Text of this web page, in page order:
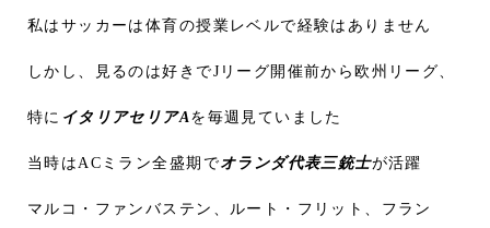
私はサッカーは体育の授業レベルで経験はありません
しかし、見るのは好きでJリーグ開催前から欧州リーグ、
特に イタリアセリアAを毎週見ていました
当時はACミラン全盛期でオランダ代表三銃士が活躍
マルコ・ファンバステン、ルート・フリット、フラン